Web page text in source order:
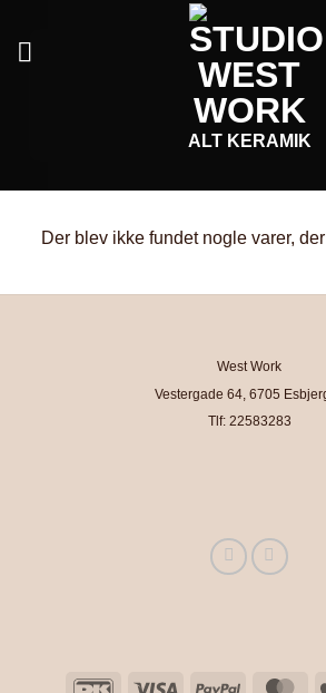
indhold
ALT KERAMIK
Der blev ikke fundet nogle varer,
West Work
Vestergade 64, 6705
Tlf: 22583283
DanKort Visa PayPal